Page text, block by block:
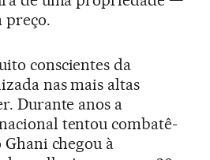
preço.
conscientes da
nas mais altas
Durante anos a
tentou combatê-
chegou à